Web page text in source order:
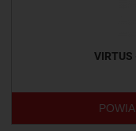
VIRTUS